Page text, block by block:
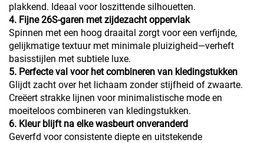
plakkend. Ideaal voor loszittende silhouetten.
4. Fijne 26S-garen met zijdezacht oppervlak
Spinnen met een hoog draaital zorgt voor een verfijnde,
gelijkmatige textuur met minimale pluizigheid—verheft
basisstijlen met subtiele luxe.
5. Perfecte val voor het combineren van kledingstukken
Glijdt zacht over het lichaam zonder stijfheid of zwaarte.
Creëert strakke lijnen voor minimalistische mode en
moeiteloos combineren van kledingstukken.
6. Kleur blijft na elke wasbeurt onveranderd
Geverfd voor consistente diepte en uitstekende